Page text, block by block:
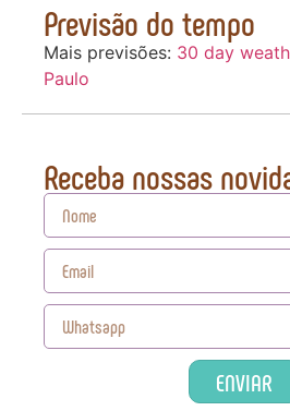
Previsão do tempo
Mais previsões: 30 day
Paulo
Receba nossas
ENVIAR